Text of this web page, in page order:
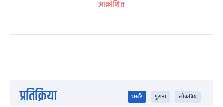
आक्रोशित
प्रतिक्रिया भर्खरै पुराना लोकप्रिय